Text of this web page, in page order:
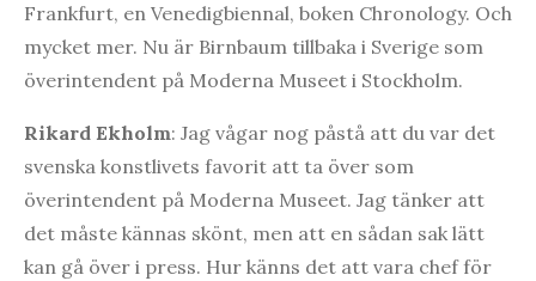
Frankfurt, en Venedigbiennal, boken Chronology. Och
mycket mer. Nu är Birnbaum tillbaka i Sverige som
överintendent på Moderna Museet i Stockholm.
Rikard Ekholm: Jag vågar nog påstå att du var det
svenska konstlivets favorit att ta över som
överintendent på Moderna Museet. Jag tänker att
det måste kännas skönt, men att en sådan sak lätt
kan gå över i press. Hur känns det att vara chef för